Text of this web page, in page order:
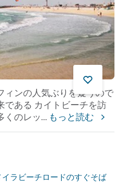
ィンの人気ぶりを疑うので
である カイトビーチを訪
くのレッ... もっと読む
イラビーチロードのすぐそば